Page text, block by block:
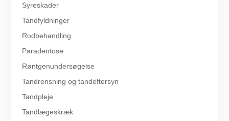
Syreskader
Tandfyldninger
Rodbehandling
Paradentose
Røntgenundersøgelse
Tandrensning og tandeftersyn
Tandpleje
Tandlægeskræk